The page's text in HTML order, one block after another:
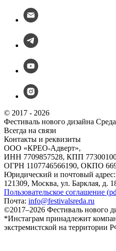
© 2017 - 2026
Фестиваль нового дизайна Среда
Всегда на связи
Контакты и реквизиты
ООО «КРЕО‐Адверт»,
ИНН 7709857528, КПП
ОГРН 1107746566190, ОКПО
Юридический и почтовый адрес:
121309, Москва, ул. Барклая, д.
Пользовательское соглашение
Почта: info@festivalsreda.ru
©2017–2026 Фестиваль нового
*Инстаграм принадлежит
экстремистской на территории